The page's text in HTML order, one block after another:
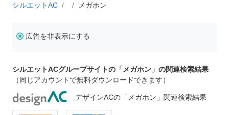
シルエットAC メガホン
広告を非表示にする
シルエットACグループサイトの「メガホン」の関連検索結果
（同じアカウントで無料ダウンロードできます）
デザインACの「メガホン」関連検索結果